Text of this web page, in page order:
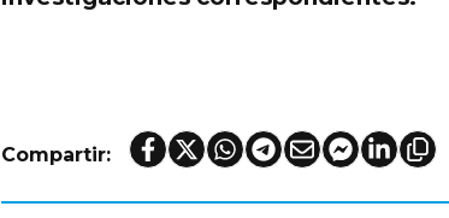
Compartir: